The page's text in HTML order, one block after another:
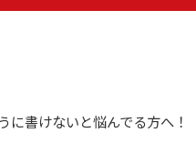
に書けないと悩んでる方へ！